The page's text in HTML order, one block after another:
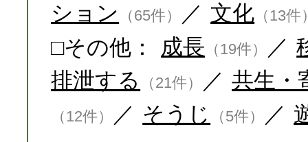
ション
（65件） ／ 文化 （13件
□その他： 成長 （19件） ／
排泄する
（21件） ／ 共生・
（12件） ／ そうじ （5件） ／